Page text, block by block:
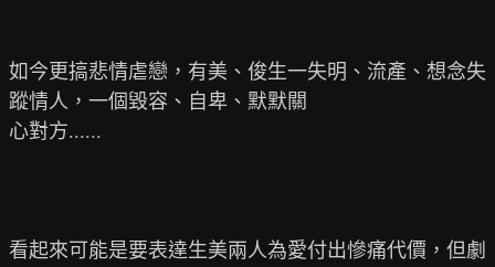
如今更搞悲情虐戀，有美、俊生一失明、流產、想念失
蹤情人，一個毀容、自卑、默默關
心對方......
看起來可能是要表達生美兩人為愛付出慘痛代價，但劇